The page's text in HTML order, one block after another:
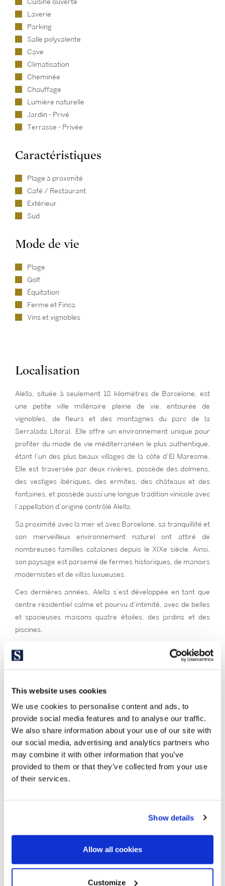
This website uses cookies
We use cookies to personalise content and ads, to
provide social media features and to analyse our traffic.
We also share information about your use of our site with
our social media, advertising and analytics partners who
may combine it with other information that you’ve
provided to them or that they’ve collected from your use
of their services.
Show details
Allow all cookies
Customize
Cuisine ouverte
Laverie
Parking
Salle polyvalente
Cave
Climatisation
Cheminée
Chauffage
Lumière naturelle
Jardin - Privé
Terrasse - Privée
Caractéristiques
Plage à proximité
Café / Restaurant
Extérieur
Sud
Mode de vie
Plage
Golf
Équitation
Ferme et Finca
Vins et vignobles
Localisation
Alella, située à seulement 18 kilomètres de Barcelone, est
une petite ville millénaire pleine de vie, entourée de
vignobles, de fleurs et des montagnes du parc de la
Serralada Litoral. Elle offre un environnement unique pour
profiter du mode de vie méditerranéen le plus authentique,
étant l’un des plus beaux villages de la côte d’El Maresme.
Elle est traversée par deux rivières, possède des dolmens,
des vestiges ibériques, des ermites, des châteaux et des
fontaines, et possède aussi une longue tradition vinicole avec
l’appellation d’origine contrôlé Alella.
Sa proximité avec la mer et avec Barcelone, sa tranquillité et
son merveilleux environnement naturel ont attiré de
nombreuses familles catalanes depuis le XIXe siècle. Ainsi,
son paysage est parsemé de fermes historiques, de manoirs
modernistes et de villas luxueuses.
Ces dernières années, Alella s’est développée en tant que
centre résidentiel calme et pourvu d’intimité, avec de belles
et spacieuses maisons quatre étoiles, des jardins et des
piscines.
pour acquérir une excellente
maison entourée de montagnes et de la Méditerranée, à